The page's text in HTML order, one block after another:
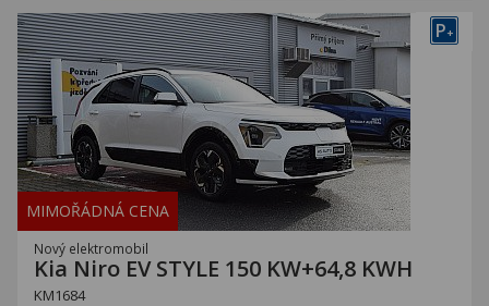
P+
MIMOŘÁDNÁ CENA
Nový elektromobil
Kia Niro EV STYLE 150 KW+64,8 KWH
KM1684